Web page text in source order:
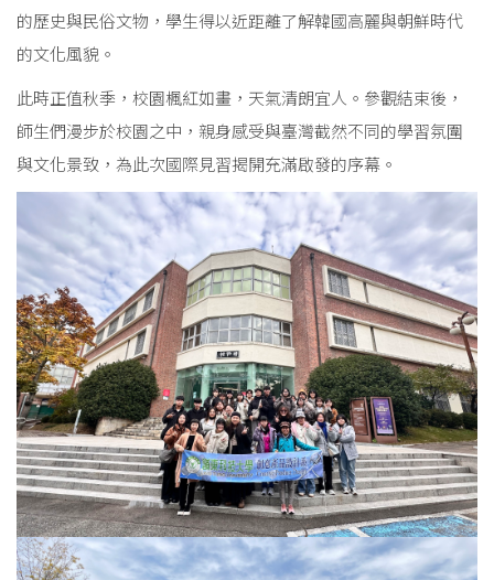
的歷史與民俗文物，學生得以近距離了解韓國高麗與朝鮮時代
的文化風貌。
此時正值秋季，校園楓紅如畫，天氣清朗宜人。參觀結束後，
師生們漫步於校園之中，親身感受與臺灣截然不同的學習氛圍
與文化景致，為此次國際見習揭開充滿啟發的序幕。